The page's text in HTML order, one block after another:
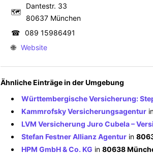
🗺
Dantestr. 33
80637 München
☎ 089 15986491
🌐 Website
Ähnliche Einträge in der Umgebung
Württembergische Versicherung:
Kammrofsky Versicherungsagentur
LVM Versicherung Juro Cubela –
Stefan Festner Allianz Agentur in
HPM GmbH & Co. KG in 80638